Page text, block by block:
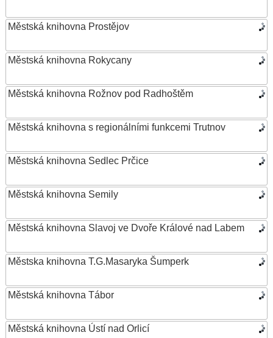
Městská knihovna Prostějov
Městská knihovna Rokycany
Městská knihovna Rožnov pod Radhoštěm
Městská knihovna s regionálními funkcemi Trutnov
Městská knihovna Sedlec Prčice
Městská knihovna Semily
Městská knihovna Slavoj ve Dvoře Králové nad Labem
Městska knihovna T.G.Masaryka Šumperk
Městská knihovna Tábor
Městská knihovna Ústí nad Orlicí